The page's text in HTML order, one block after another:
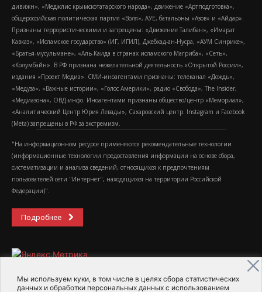
Мы используем куки, в том числе в целях сбора статистических
данных и обработки персональных данных с использованием
дивижн», «Меджлис крымскотатарского народа», движение «Артподготовка»,
общероссийская политическая партия «Воля», АУЕ, батальоны «Азов» и «Айдар».
Признаны террористическими и запрещены: «Движение Талибан», «Имарат
Кавказ», «Исламское государство» (ИГ, ИГИЛ), Джебхад-ан-Нусра, «АУМ Синрике»,
«Братья-мусульмане», «Аль-Каида в странах исламского Магриба», «Сеть»,
«Колумбайн». В РФ признана нежелательной деятельность «Открытой России»,
издания «Проект Медиа». СМИ-иноагентами признаны: телеканал «Дождь»,
«Медуза», «Важные истории», «Голос Америки», радио «Свобода», The Insider,
«Медиазона», ОВД-инфо. Иноагентами признаны общество/центр «Мемориал»,
«Аналитический Центр Юрия Левады», Сахаровский центр. Instagram и Facebook
(Metа) запрещены в РФ за экстремизм.
"На информационном ресурсе применяются рекомендательные технологии
(информационные технологии предоставления информации на основе сбора,
систематизации и анализа сведений, относящихся к предпочтениям
пользователей сети "Интернет", находящихся на территории Российской
Федерации)".
Подробнее